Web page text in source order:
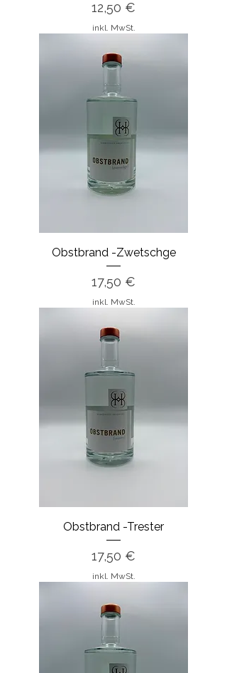
Preis
12,50 €
inkl. MwSt.
Obstbrand -Zwetschge
Preis
17,50 €
inkl. MwSt.
Obstbrand -Trester
Preis
17,50 €
inkl. MwSt.